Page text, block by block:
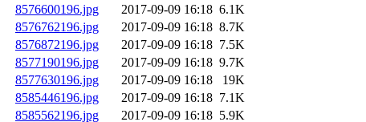
8576600196.jpg
2017-09-09 16:18 6.1K
8576762196.jpg
2017-09-09 16:18 8.7K
8576872196.jpg
2017-09-09 16:18 7.5K
8577190196.jpg
2017-09-09 16:18 9.7K
8577630196.jpg
2017-09-09 16:18
19K
8585446196.jpg
2017-09-09 16:18 7.1K
8585562196.jpg
2017-09-09 16:18 5.9K